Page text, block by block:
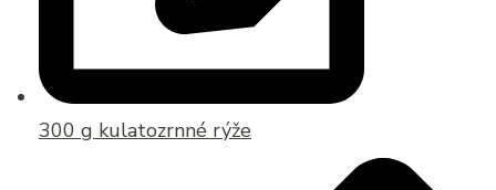
300 g kulatozrnné rýže